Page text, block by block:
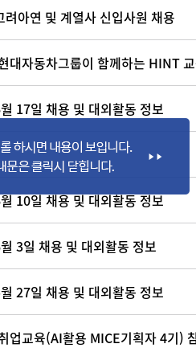
아연 및 계열사 신입사원 채용
대자동차그룹이 함께하는 HINT
17일 채용 및 대외활동 정보
10일 채용 및 대외활동 정보
3일 채용 및 대외활동 정보
27일 채용 및 대외활동 정보
업교육(AI활용 MICE기획자 4기)